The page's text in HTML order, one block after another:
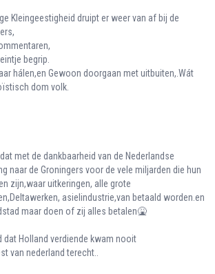
Kleingeestigheid druipt er weer van af bij de
begrip.
hálen,en Gewoon doorgaan met uitbuiten,.Wát
dom volk.
met de dankbaarheid van de Nederlandse
naar de Groningers voor de vele miljarden die hun
zijn,waar uitkeringen, alle grote
asielindustrie,van betaald worden.en
maar doen of zij alles betalen🤮
dat Holland verdiende kwam nooit
van nederland terecht..